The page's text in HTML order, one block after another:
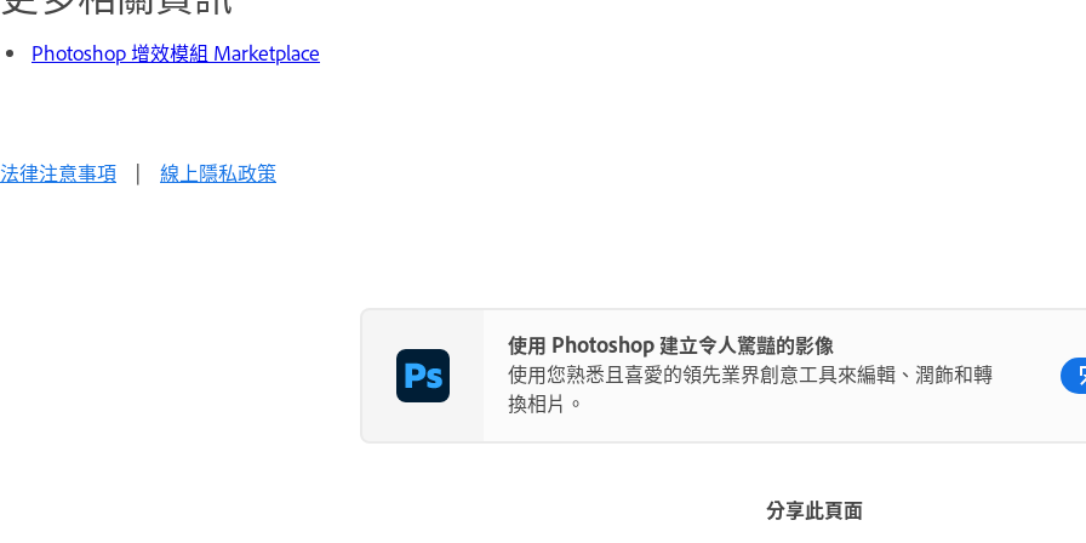
Photoshop 增效模組 Marketplace
法律注意事項 | 線上隱私政策
使用 Photoshop 建立令人驚豔的影像
使用您熟悉且喜愛的領先業界創意工具來編輯、潤飾和轉
換相片。
分享此頁面